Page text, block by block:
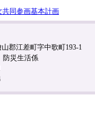
同参画基本計画
郡江差町字中歌町193-1
災生活係